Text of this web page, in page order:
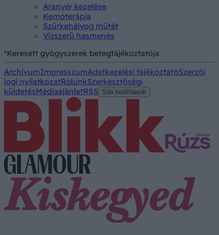
Aranyér kezelése
Kemoterápia
Szürkehályog műtét
Vízszerű hasmenés
*Keresett gyógyszerek betegtájékoztatója
ArchívumImpresszumAdatkezelési tájékoztatóSzerzői
jogi nyilatkozatRólunkSzerkesztőségi
küldetésMédiaajánlatRSS Süti beállítások